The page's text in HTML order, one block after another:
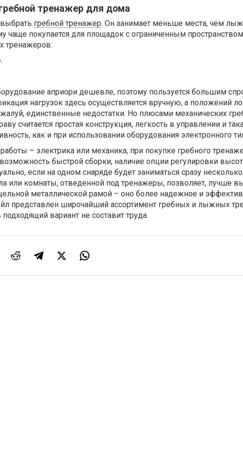
тренажер для дома
гребной тренажер. Он занимает меньше места, чем
чаще покупается для площадок с ограниченным
тренажеров:
априори дешевле, поэтому пользуется большим
нагрузок здесь осуществляется вручную, а положений
единственные недостатки. Но плюсами механических
считается простая конструкция, легкость в управлении и
как и при использовании оборудования электронного
– электрика или механика, при покупке гребного
быстрой сборки, наличие опции регулировки
если на одном снаряде будет заниматься сразу
или комнаты, отведенной под тренажеры, позволяет, лучше
металлической рамой – оно более надежное и
представлен широчайший ассортимент гребных и лыжных
вариант не составит труда.